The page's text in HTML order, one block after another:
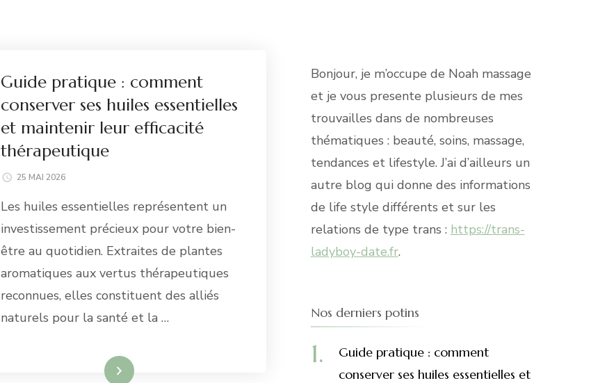
Guide pratique : comment
conserver ses huiles essentielles
et maintenir leur efficacité
thérapeutique
25 MAI 2026
Les huiles essentielles représentent un
investissement précieux pour votre bien-
être au quotidien. Extraites de plantes
aromatiques aux vertus thérapeutiques
reconnues, elles constituent des alliés
naturels pour la santé et la …
Lire la suite
Bonjour, je m’occupe de Noah massage
et je vous presente plusieurs de mes
trouvailles dans de nombreuses
thématiques : beauté, soins, massage,
tendances et lifestyle. J’ai d’ailleurs un
autre blog qui donne des informations
de life style différents et sur les
relations de type trans : https://trans-
ladyboy-date.fr.
Nos derniers potins
Guide pratique : comment
conserver ses huiles essentielles et